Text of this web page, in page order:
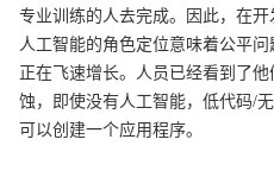
专业训练的人去完成。因此，在开
人工智能的角色定位意味着公平
正在飞速增长。人员已经看到了
蚀，即使没有人工智能，低代码/
可以创建一个应用程序。